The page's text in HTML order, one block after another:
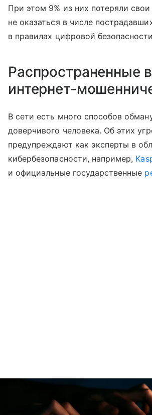
При этом 9% из них потеряли
не оказаться в числе
в правилах цифровой
Распространенные
интернет-
В сети есть много способов
доверчивого человека. Об этих
предупреждают как эксперты в
кибербезопасности, например,
и официальные государственные